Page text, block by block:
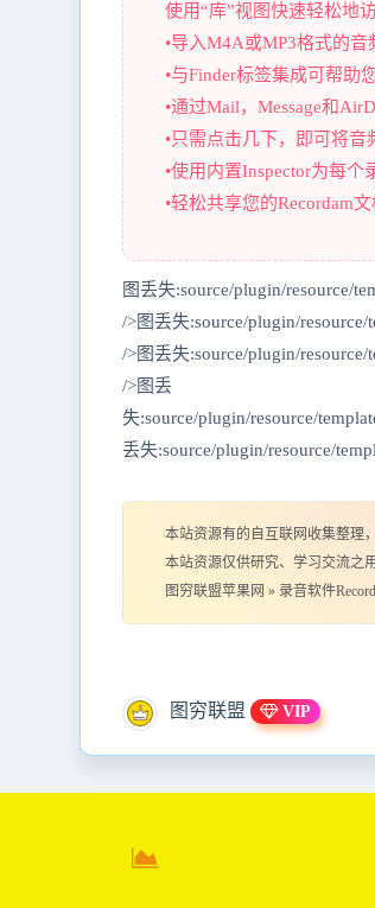
使用“库”视图快速轻松地
•导入M4A或MP3格式的音
•与Finder标签集成可帮助
•通过Mail，Message和
•只需点击几下，即可将音
•使用内置Inspector为每个
•轻松共享您的Recordam
图丢失:source/plugin/resource/
/>图丢失:source/plugin/
/>图丢失:source/plugin/
/>图丢
失:source/plugin/resource/
丢失:source/plugin/resource/
本站资源有的自互联网收集整理
本站资源仅供研究、学习交流之
图穷联盟苹果网 » 录音软件
图穷联盟 VIP